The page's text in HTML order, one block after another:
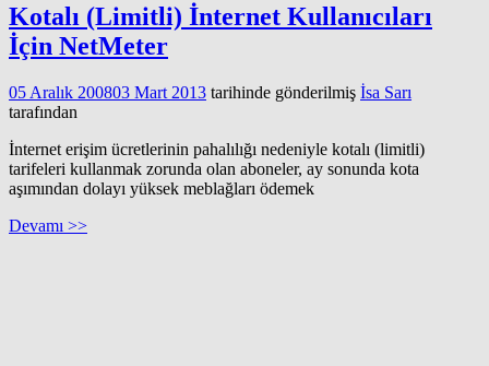
Kotalı (Limitli) İnternet Kullanıcıları
İçin NetMeter
05 Aralık 200803 Mart 2013 tarihinde gönderilmiş İsa Sarı
tarafından
İnternet erişim ücretlerinin pahalılığı nedeniyle kotalı (limitli)
tarifeleri kullanmak zorunda olan aboneler, ay sonunda kota
aşımından dolayı yüksek meblağları ödemek
Devamı >>